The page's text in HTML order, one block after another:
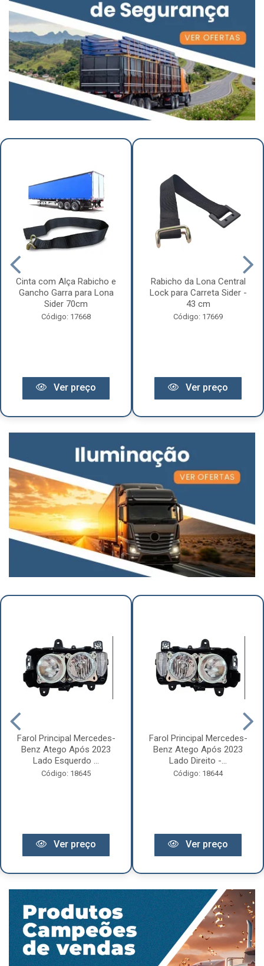
Cinta com Alça Rabicho e
Gancho Garra para Lona
Sider 70cm
Código: 17668
Ver preço
Rabicho da Lona Central
Lock para Carreta Sider -
43 cm
Código: 17669
Ver preço
Farol Principal Mercedes-
Benz Atego Após 2023
Lado Esquerdo ...
Código: 18645
Ver preço
Farol Principal Mercedes-
Benz Atego Após 2023
Lado Direito -...
Código: 18644
Ver preço